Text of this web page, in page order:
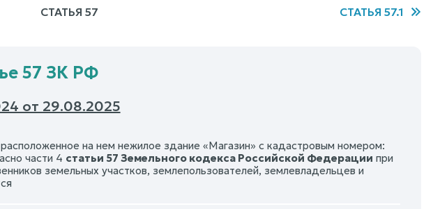
СТАТЬЯ 57 СТАТЬЯ 57.1
57 ЗК РФ
от 29.08.2025
на нем нежилое здание «Магазин» с кадастровым номером:
части 4 статьи 57 Земельного кодекса Российской Федерации при
земельных участков, землепользователей, землевладельцев и